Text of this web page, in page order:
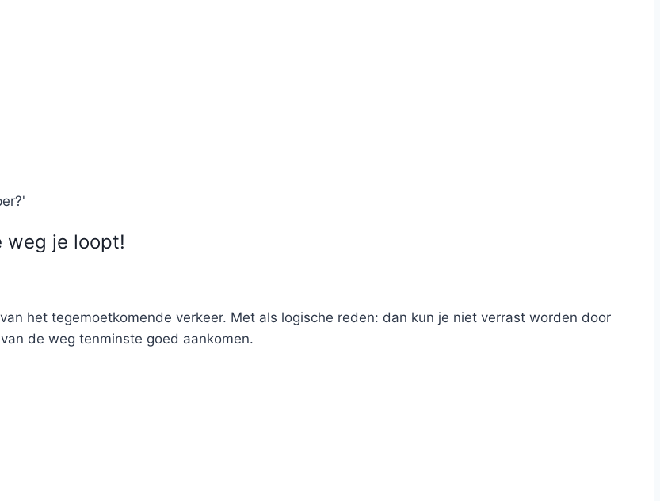
weg je loopt!
het tegemoetkomende verkeer. Met als logische reden: dan kun je niet verrast worden door
de weg tenminste goed aankomen.